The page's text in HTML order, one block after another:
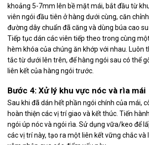
khoảng 5-7mm lên bề mặt mái, bắt đầu từ
viên ngói đầu tiên ở hàng dưới cùng, căn
đường dây chuẩn đã căng và dùng búa cao su
Tiếp tục dán các viên tiếp theo trong cùng
hèm khóa của chúng ăn khớp với nhau. Luôn
tắc từ dưới lên trên, để hàng ngói sau có thể
liên kết của hàng ngói trước.
Bước 4: Xử lý khu vực nóc và rìa mái
Sau khi đã dán hết phần ngói chính của mái,
hoàn thiện các vị trí giao và kết thúc. Tiến
ngói úp nóc và ngói rìa. Sử dụng vữa/keo để
các vị trí này, tạo ra một liên kết vững chắc và